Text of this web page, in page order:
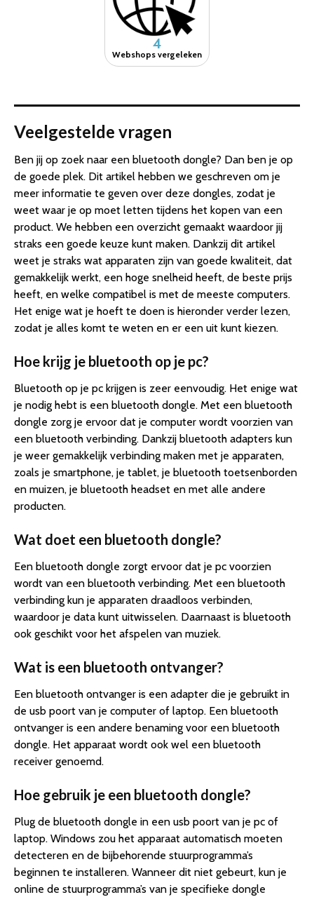
4
Webshops vergeleken
Veelgestelde vragen
Ben jij op zoek naar een bluetooth dongle? Dan ben je op
de goede plek. Dit artikel hebben we geschreven om je
meer informatie te geven over deze dongles, zodat je
weet waar je op moet letten tijdens het kopen van een
product. We hebben een overzicht gemaakt waardoor jij
straks een goede keuze kunt maken. Dankzij dit artikel
weet je straks wat apparaten zijn van goede kwaliteit, dat
gemakkelijk werkt, een hoge snelheid heeft, de beste prijs
heeft, en welke compatibel is met de meeste computers.
Het enige wat je hoeft te doen is hieronder verder lezen,
zodat je alles komt te weten en er een uit kunt kiezen.
Hoe krijg je bluetooth op je pc?
Bluetooth op je pc krijgen is zeer eenvoudig. Het enige wat
je nodig hebt is een bluetooth dongle. Met een bluetooth
dongle zorg je ervoor dat je computer wordt voorzien van
een bluetooth verbinding. Dankzij bluetooth adapters kun
je weer gemakkelijk verbinding maken met je apparaten,
zoals je smartphone, je tablet, je bluetooth toetsenborden
en muizen, je bluetooth headset en met alle andere
producten.
Wat doet een bluetooth dongle?
Een bluetooth dongle zorgt ervoor dat je pc voorzien
wordt van een bluetooth verbinding. Met een bluetooth
verbinding kun je apparaten draadloos verbinden,
waardoor je data kunt uitwisselen. Daarnaast is bluetooth
ook geschikt voor het afspelen van muziek.
Wat is een bluetooth ontvanger?
Een bluetooth ontvanger is een adapter die je gebruikt in
de usb poort van je computer of laptop. Een bluetooth
ontvanger is een andere benaming voor een bluetooth
dongle. Het apparaat wordt ook wel een bluetooth
receiver genoemd.
Hoe gebruik je een bluetooth dongle?
Plug de bluetooth dongle in een usb poort van je pc of
laptop. Windows zou het apparaat automatisch moeten
detecteren en de bijbehorende stuurprogramma’s
beginnen te installeren. Wanneer dit niet gebeurt, kun je
online de stuurprogramma’s van je specifieke dongle